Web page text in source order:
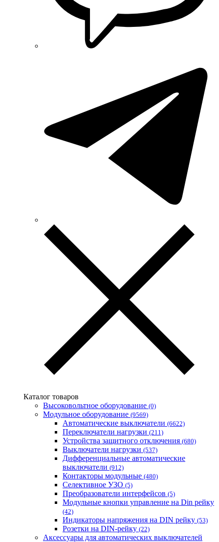
Каталог товаров
Высоковольтное оборудование (0)
Модульное оборудование (9569)
Автоматические выключатели (6622)
Переключатели нагрузки (211)
Устройства защитного отключения (680)
Выключатели нагрузки (537)
Дифференциальные автоматические
выключатели (912)
Контакторы модульные (480)
Селективное УЗО (5)
Преобразователи интерфейсов (5)
Модульные кнопки управление на Din рейку
(42)
Индикаторы напряжения на DIN рейку (53)
Розетки на DIN-рейку (22)
Аксессуары для автоматических выключателей